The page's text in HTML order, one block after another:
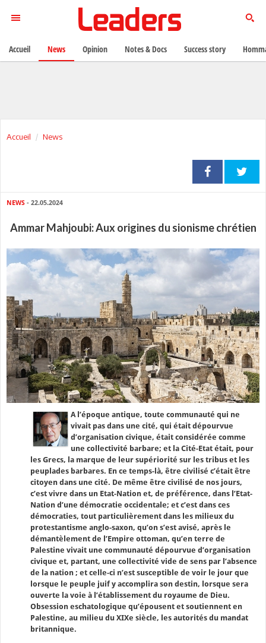
Accueil News
NEWS - 22.05.2024
Ammar Mahjoubi: Aux origines du sionisme chrétien
A l’époque antique, toute communauté qui ne
vivait pas dans une cité, qui était dépourvue
d’organisation civique, était considérée comme
une collectivité barbare; et la Cité-Etat était, pour
les Grecs, la marque de leur supériorité sur les tribus et les
peuplades barbares. En ce temps-là, être civilisé c’était être
citoyen dans une cité. De même être civilisé de nos jours,
c’est vivre dans un Etat-Nation et, de préférence, dans l’Etat-
Nation d’une démocratie occidentale; et c’est dans ces
démocraties, tout particulièrement dans les milieux du
protestantisme anglo-saxon, qu’on s’est avisé, après le
démantèlement de l’Empire ottoman, qu’en terre de
Palestine vivait une communauté dépourvue d’organisation
civique et, partant, une collectivité vide de sens par l’absence
de la nation ; et celle-ci n’est susceptible de voir le jour que
lorsque le peuple juif y accomplira son destin, lorsque sera
ouverte la voie à l’établissement du royaume de Dieu.
Obsession eschatologique qu’épousent et soutiennent en
Palestine, au milieu du XIXe siècle, les autorités du mandat
britannique.
Accueil News Opinion Notes & Docs Success story